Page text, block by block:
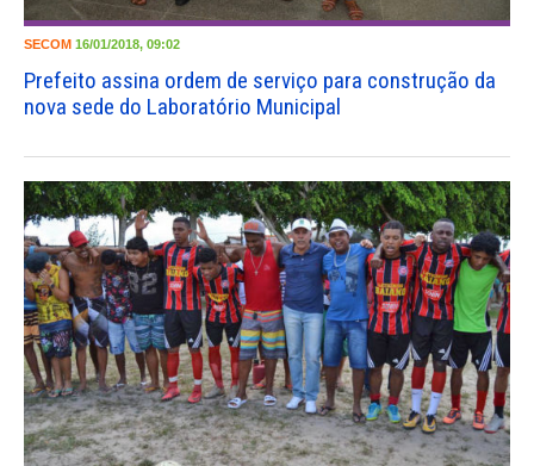
SECOM 16/01/2018, 09:02
Prefeito assina ordem de serviço para construção da
nova sede do Laboratório Municipal